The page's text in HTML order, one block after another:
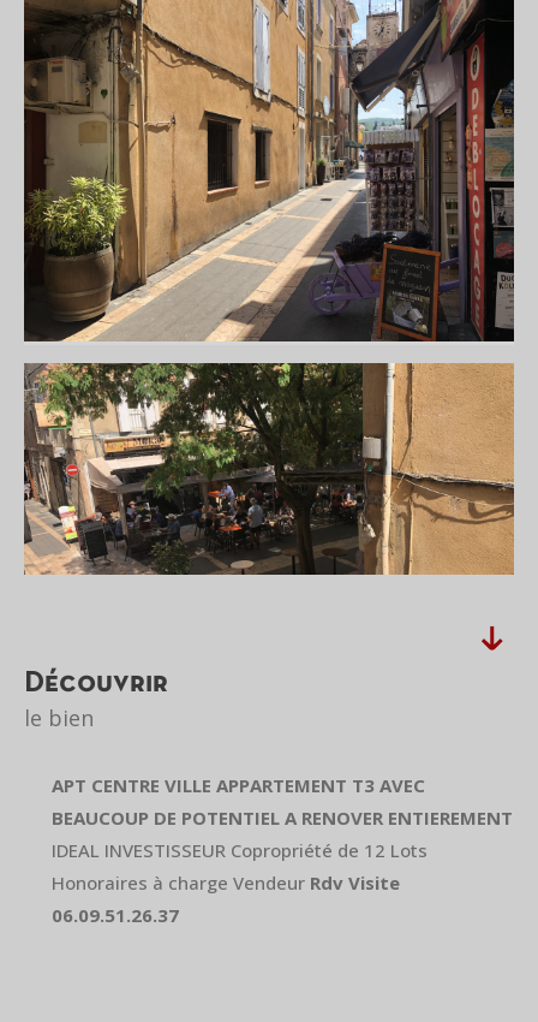
découvrir
le bien
APT CENTRE VILLE APPARTEMENT T3 AVEC
BEAUCOUP DE POTENTIEL A RENOVER ENTIEREMENT
IDEAL INVESTISSEUR Copropriété de 12 Lots
Honoraires à charge Vendeur Rdv Visite
06.09.51.26.37